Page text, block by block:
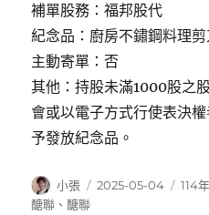
補單股務：福邦股代
紀念品：廚房不鏽鋼料理剪
主動寄單：否
其他：持股未滿1000股之
會或以電子方式行使表決
予發放紀念品。
作
者
小張
發
2025-05-04
分
114
醣聯 、醣聯